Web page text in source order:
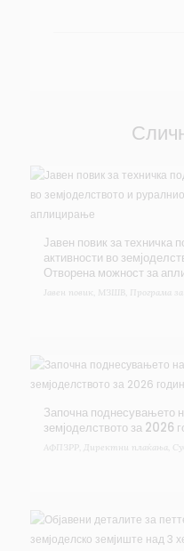
Јавен повик за техничка
активности во
Отворена можност за
Јавен повик МЗШВ Програма за
Започна поднесувањето
земјоделството за 2026
АФПЗРР Директни плаќања